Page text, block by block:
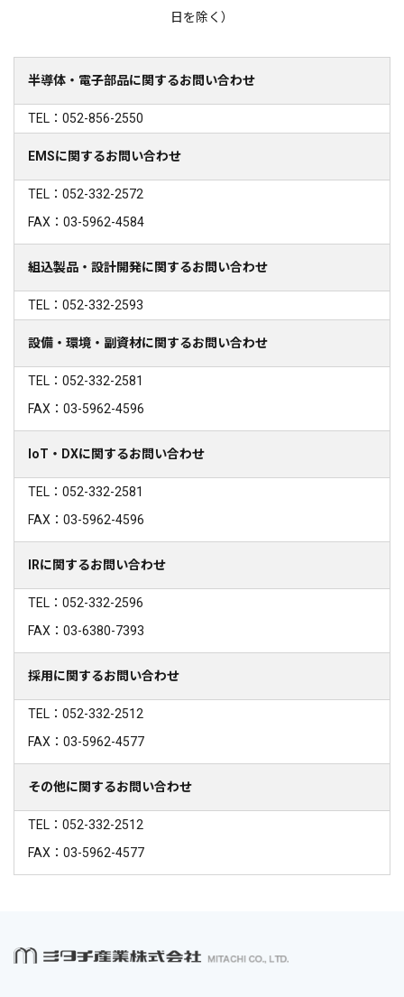
日を除く）
半導体・電子部品に関するお問い合わせ
TEL：052-856-2550
EMSに関するお問い合わせ
TEL：052-332-2572
FAX：03-5962-4584
組込製品・設計開発に関するお問い合わせ
TEL：052-332-2593
設備・環境・副資材に関するお問い合わせ
TEL：052-332-2581
FAX：03-5962-4596
IoT・DXに関するお問い合わせ
TEL：052-332-2581
FAX：03-5962-4596
IRに関するお問い合わせ
TEL：052-332-2596
FAX：03-6380-7393
採用に関するお問い合わせ
TEL：052-332-2512
FAX：03-5962-4577
その他に関するお問い合わせ
TEL：052-332-2512
FAX：03-5962-4577